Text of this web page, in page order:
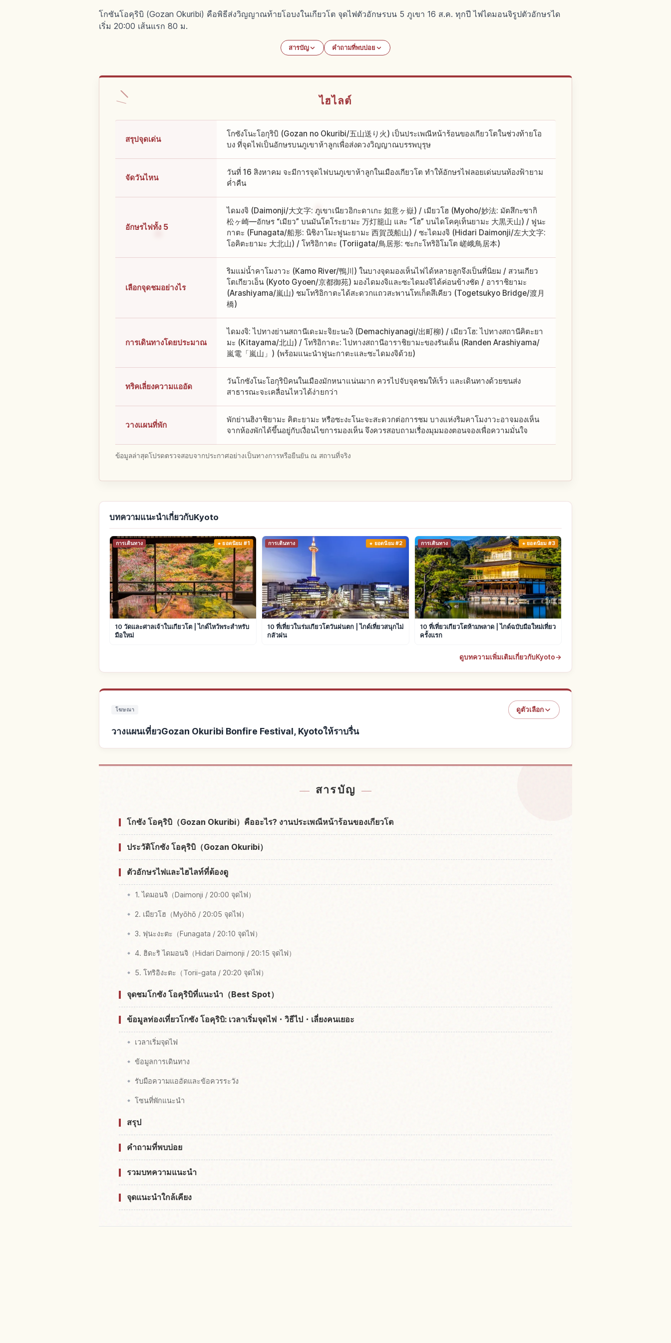
โกซันโอคุริบิ (Gozan Okuribi) คือพิธีส่งวิญญาณท้ายโอบงในเกียวโต จุดไฟตัวอักษรบน 5 ภูเขา 16 ส.ค. ทุกปี ไฟไดมอนจิรูปตัวอักษรได
เริ่ม 20:00 เส้นแรก 80 ม.
สารบัญ คำถามที่พบบ่อย
ไฮไลต์
สรุปจุดเด่น
โกซังโนะโอกุริบิ (Gozan no Okuribi/五山送り火) เป็นประเพณีหน้าร้อนของเกียวโตในช่วงท้ายโอ
บง ที่จุดไฟเป็นอักษรบนภูเขาห้าลูกเพื่อส่งดวงวิญญาณบรรพบุรุษ
จัดวันไหน
วันที่ 16 สิงหาคม จะมีการจุดไฟบนภูเขาห้าลูกในเมืองเกียวโต ทำให้อักษรไฟลอยเด่นบนท้องฟ้ายาม
ค่ำคืน
อักษรไฟทั้ง 5
ไดมงจิ (Daimonji/大文字: ภูเขาเนียวอิกะดาเกะ 如意ヶ嶽) / เมียวโฮ (Myoho/妙法: มัตสึกะซากิ
松ヶ崎—อักษร “เมียว” บนมันโตโระยามะ 万灯籠山 และ “โฮ” บนไดโคคุเท็นยามะ 大黒天山) / ฟูนะ
กาตะ (Funagata/船形: นิชิงาโมะฟูนะยามะ 西賀茂船山) / ซะไดมงจิ (Hidari Daimonji/左大文字:
โอคิตะยามะ 大北山) / โทริอิกาตะ (Toriigata/鳥居形: ซะกะโทริอิโมโต 嵯峨鳥居本)
เลือกจุดชมอย่างไร
ริมแม่น้ำคาโมงาวะ (Kamo River/鴨川) ในบางจุดมองเห็นไฟได้หลายลูกจึงเป็นที่นิยม / สวนเกียว
โตเกียวเอ็น (Kyoto Gyoen/京都御苑) มองไดมงจิและซะไดมงจิได้ค่อนข้างชัด / อาราชิยามะ
(Arashiyama/嵐山) ชมโทริอิกาตะได้สะดวกแถวสะพานโทเก็ตสึเคียว (Togetsukyo Bridge/渡月
橋)
การเดินทางโดยประมาณ
ไดมงจิ: ไปทางย่านสถานีเดะมะจิยะนะงิ (Demachiyanagi/出町柳) / เมียวโฮ: ไปทางสถานีคิตะยา
มะ (Kitayama/北山) / โทริอิกาตะ: ไปทางสถานีอาราชิยามะของรันเด็น (Randen Arashiyama/
嵐電「嵐山」) (พร้อมแนะนำฟูนะกาตะและซะไดมงจิด้วย)
ทริคเลี่ยงความแออัด
วันโกซังโนะโอกุริบิคนในเมืองมักหนาแน่นมาก ควรไปจับจุดชมให้เร็ว และเดินทางด้วยขนส่ง
สาธารณะจะเคลื่อนไหวได้ง่ายกว่า
วางแผนที่พัก
พักย่านฮิงาชิยามะ คิตะยามะ หรือซะงะโนะจะสะดวกต่อการชม บางแห่งริมคาโมงาวะอาจมองเห็น
จากห้องพักได้ขึ้นอยู่กับเงื่อนไขการมองเห็น จึงควรสอบถามเรื่องมุมมองตอนจองเพื่อความมั่นใจ
ข้อมูลล่าสุดโปรดตรวจสอบจากประกาศอย่างเป็นทางการหรือยืนยัน ณ สถานที่จริง
บทความแนะนำเกี่ยวกับKyoto
การเดินทาง ยอดนิยม #1
10 วัดและศาลเจ้าในเกียวโต | ไกด์ไหว้พระสำหรับ
มือใหม่
การเดินทาง ยอดนิยม #2
10 ที่เที่ยวในร่มเกียวโตวันฝนตก | ไกด์เที่ยวสนุกไม่
กลัวฝน
การเดินทาง ยอดนิยม #3
10 ที่เที่ยวเกียวโตห้ามพลาด | ไกด์ฉบับมือใหม่เที่ยว
ครั้งแรก
ดูบทความเพิ่มเติมเกี่ยวกับKyoto→
โฆษณา ดูตัวเลือก
วางแผนเที่ยวGozan Okuribi Bonfire Festival, Kyotoให้ราบรื่น
สารบัญ
โกซัง โอคุริบิ（Gozan Okuribi）คืออะไร? งานประเพณีหน้าร้อนของเกียวโต
ประวัติโกซัง โอคุริบิ（Gozan Okuribi）
ตัวอักษรไฟและไฮไลท์ที่ต้องดู
1. ไดมอนจิ（Daimonji / 20:00 จุดไฟ）
2. เมียวโฮ（Myōhō / 20:05 จุดไฟ）
3. ฟุนะงะตะ（Funagata / 20:10 จุดไฟ）
4. ฮิดะริ ไดมอนจิ（Hidari Daimonji / 20:15 จุดไฟ）
5. โทริอิงะตะ（Torii-gata / 20:20 จุดไฟ）
จุดชมโกซัง โอคุริบิที่แนะนำ（Best Spot）
ข้อมูลท่องเที่ยวโกซัง โอคุริบิ: เวลาเริ่มจุดไฟ・วิธีไป・เลี่ยงคนเยอะ
เวลาเริ่มจุดไฟ
ข้อมูลการเดินทาง
รับมือความแออัดและข้อควรระวัง
โซนที่พักแนะนำ
สรุป
คำถามที่พบบ่อย
รวมบทความแนะนำ
จุดแนะนำใกล้เคียง